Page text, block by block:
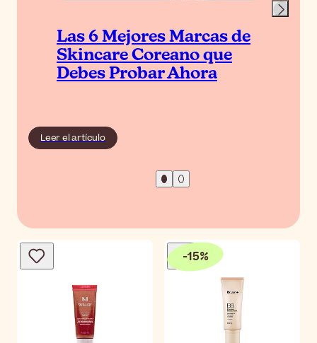
Las 6 Mejores Marcas de
Skincare Coreano que
Debes Probar Ahora
Leer el artículo
-15%